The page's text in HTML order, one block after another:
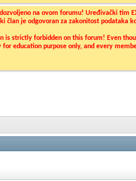
na ovom forumu! Uređivački
član je odgovoran za zakonitost podataka
is strictly forbidden on this forum! Even
education purpose only, and every